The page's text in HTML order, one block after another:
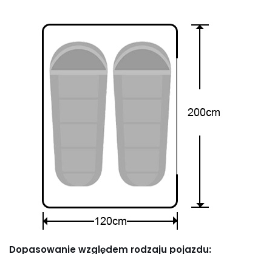
Dopasowanie względem rodzaju pojazdu: